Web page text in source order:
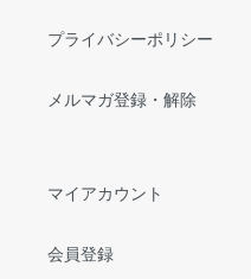
プライバシーポリシー
メルマガ登録・解除
マイアカウント
会員登録